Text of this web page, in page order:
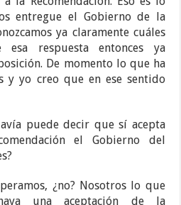
entregue el Gobierno de la
ya claramente cuáles
respuesta entonces ya
De momento lo que ha
y yo creo que en ese sentido
puede decir que sí acepta
el Gobierno del
¿no? Nosotros lo que
una aceptación de la